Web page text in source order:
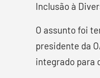
Inclusão à
O assunto foi
presidente da
integrado para